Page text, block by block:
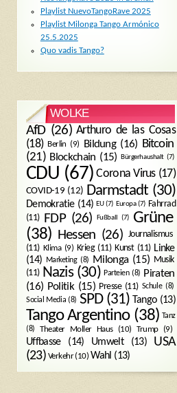
Playlist NuevoTangoRave 2025
Playlist Milonga Tango Armónico
25.5.2025
Quo vadis Tango?
WOLKE
AfD(26) Arthuro de las Cosas
(18) Berlin (9) Bildung(16) Bitcoin
(21) Blockchain (15) Bürgerhaushalt (7)
CDU (67) Corona Virus(17)
COVID-19 (12) Darmstadt (30)
Demokratie(14) EU(7) Europa(7) Fahrrad
(11)
FDP(26) Fußball (7)
Grüne
(38) Hessen (26) Journalismus
(11) Klima(9) Krieg(11) Kunst(11) Linke
(14) Marketing(8) Milonga(15) Musik
(11) Nazis(30) Parteien(8) Piraten
(16) Politik(15) Presse(11) Schule(8)
Social Media (8) SPD(31) Tango(13)
Tango Argentino(38) Tanz
(8)
Theater Moller Haus(10) Trump(9)
Uffbasse(14) Umwelt(13)
USA
(23) Verkehr(10) Wahl (13)